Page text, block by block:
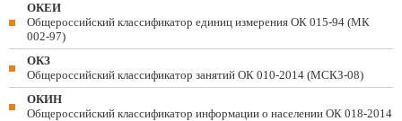
ОКЕИ
Общероссийский классификатор единиц измерения ОК 015-94 (МК
002-97)
ОКЗ
Общероссийский классификатор занятий ОК 010-2014 (МСКЗ-08)
ОКИН
Общероссийский классификатор информации о населении ОК 018-2014